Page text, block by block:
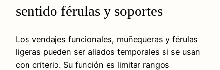
sentido férulas y soportes
Los vendajes funcionales, muñequeras y férulas
ligeras pueden ser aliados temporales si se usan
con criterio. Su función es limitar rangos